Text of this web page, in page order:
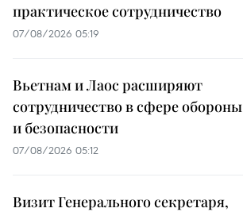
практическое сотрудничество
07/08/2026 05:19
Вьетнам и Лаос расширяют
сотрудничество в сфере обороны
и безопасности
07/08/2026 05:12
Визит Генерального секретаря,